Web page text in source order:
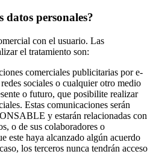
datos personales?
con el usuario. Las
el tratamiento son:
comerciales publicitarias por e-
sociales o cualquier otro medio
o futuro, que posibilite realizar
Estas comunicaciones serán
y estarán relacionadas con
o de sus colaboradores o
este haya alcanzado algún acuerdo
los terceros nunca tendrán acceso